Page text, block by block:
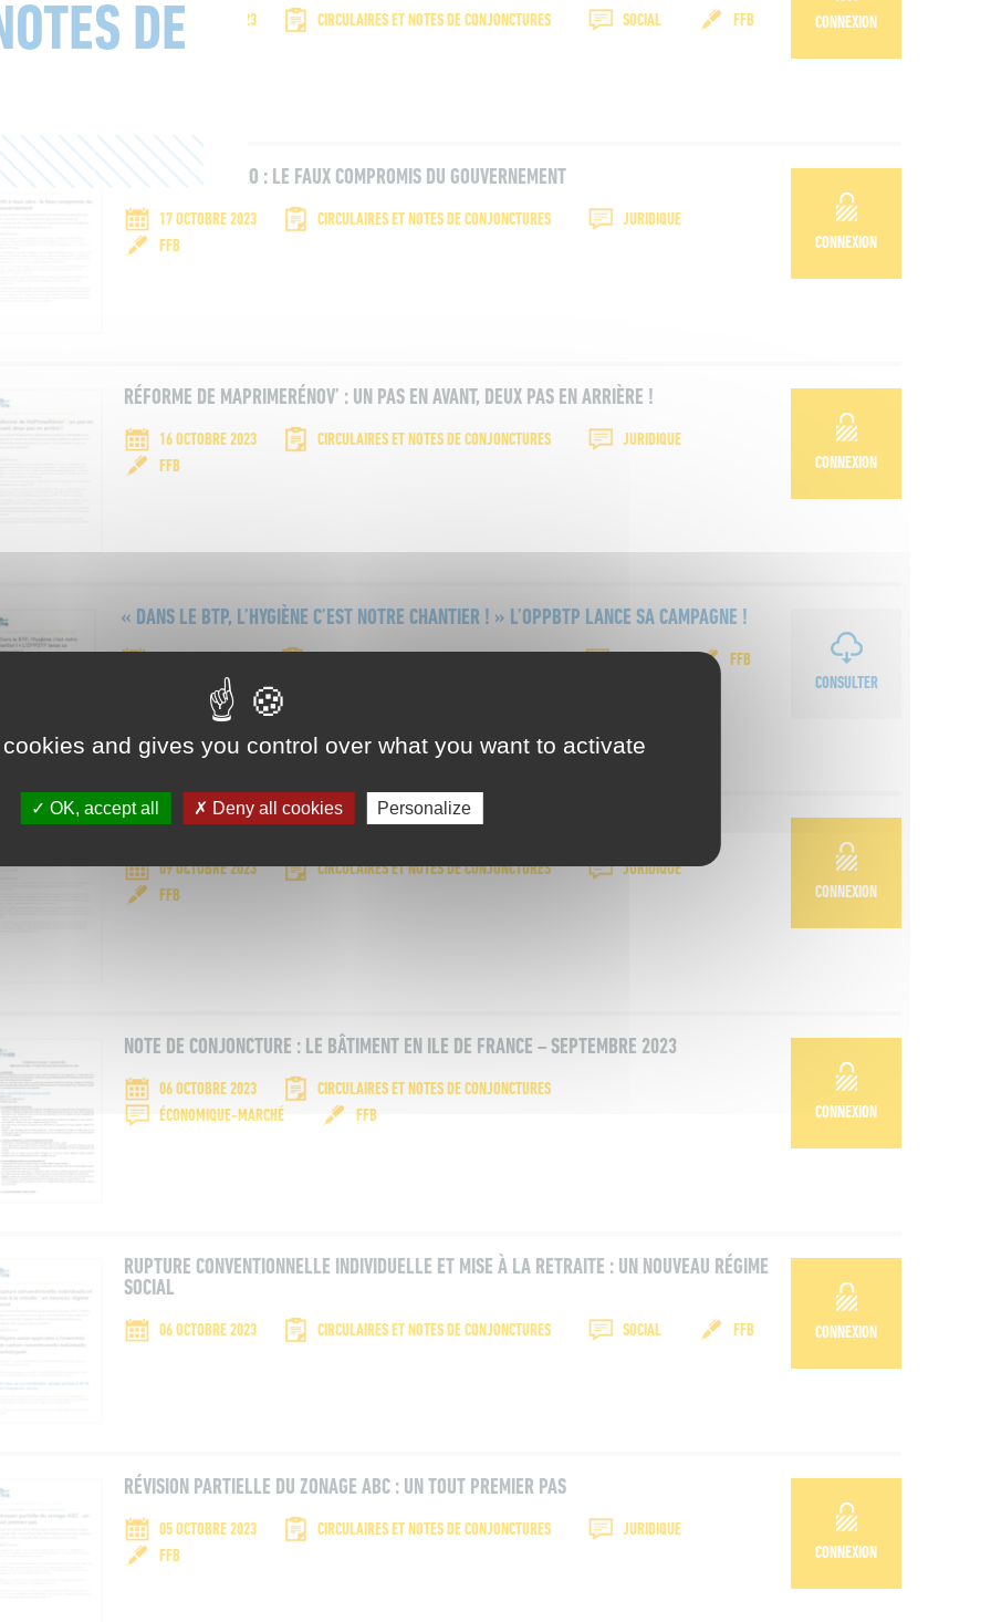
DE18 OCTOBRE 2023 CIRCULAIRES ET NOTES DE CONJONCTURES SOCIAL FFB CONNEXION
PRÊT À TAUX ZÉRO : LE FAUX COMPROMIS DU GOUVERNEMENT
17 OCTOBRE 2023 CIRCULAIRES ET NOTES DE CONJONCTURES
JURIDIQUE
FFB
CONNEXION
RÉFORME DE MAPRIMERÉNOV’ : UN PAS EN AVANT, DEUX PAS EN ARRIÈRE !
16 OCTOBRE 2023 CIRCULAIRES ET NOTES DE CONJONCTURES
JURIDIQUE
FFB
CONNEXION
« DANS LE BTP, L’HYGIÈNE C’EST NOTRE CHANTIER ! » L’OPPBTP LANCE SA CAMPAGNE !
FFB
CONSULTER
CHAUDIÈRES GAZ : UNE FIN PROGRAMMÉE
09 OCTOBRE 2023 CIRCULAIRES ET NOTES DE CONJONCTURES
JURIDIQUE
FFB
CONNEXION
NOTE DE CONJONCTURE : LE BÂTIMENT EN ILE DE FRANCE – SEPTEMBRE 2023
06 OCTOBRE 2023
CIRCULAIRES ET NOTES DE CONJONCTURES
ÉCONOMIQUE-MARCHÉ
FFB CONNEXION
RUPTURE CONVENTIONNELLE INDIVIDUELLE ET MISE À LA RETRAITE : UN NOUVEAU RÉGIME
SOCIAL
06 OCTOBRE 2023 CIRCULAIRES ET NOTES DE CONJONCTURES SOCIAL FFB CONNEXION
RÉVISION PARTIELLE DU ZONAGE ABC : UN TOUT PREMIER PAS
05 OCTOBRE 2023 CIRCULAIRES ET NOTES DE CONJONCTURES
JURIDIQUE
FFB
CONNEXION
and gives you control over what you want to activate
OK, accept all Deny all cookies Personalize